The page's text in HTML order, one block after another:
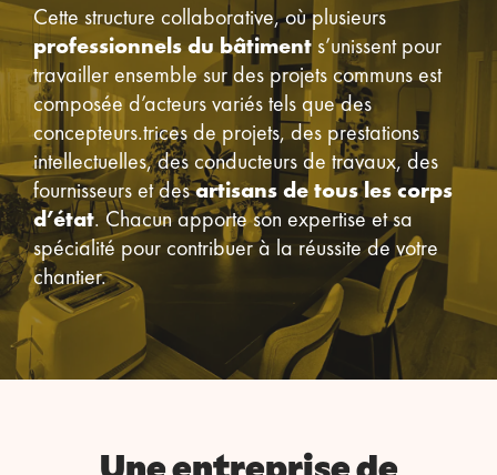
Cette structure collaborative, où plusieurs
professionnels du bâtiments’unissent pour
travailler ensemble sur des projets communs est
composée d’acteurs variés tels que des
concepteurs.trices de projets, des prestations
intellectuelles, des conducteurs de travaux, des
fournisseurs et desartisans de tous les corps
d’état. Chacun apporte son expertise et sa
spécialité pour contribuer à la réussite de votre
chantier.